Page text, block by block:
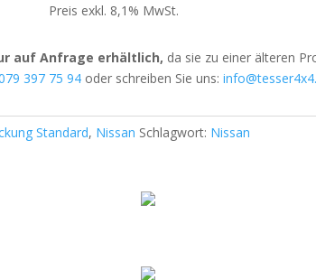
Preis exkl. 8,1% MwSt.
auf Anfrage erhältlich, da sie zu einer älteren
397 75 94 oder schreiben Sie uns:
Standard, Nissan Schlagwort: Nissan